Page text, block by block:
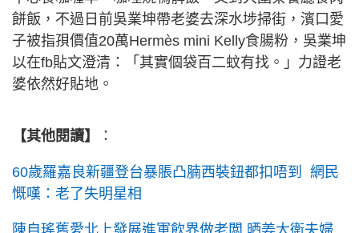
餅飯，不過日前吳業坤帶老婆去深水埗掃街，濱口愛
子被指孭價值20萬Hermès mini Kelly食腸粉，吳業坤
以在fb貼文澄清：「其實個袋百二蚊有找。」力證老
婆依然好貼地。
【其他閱讀】 ：
60歲羅嘉良新疆登台暴脹凸腩西裝鈕都扣唔到 網民
慨嘆：老了失明星相